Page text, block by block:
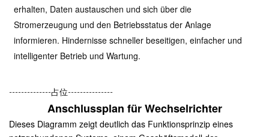
erhalten, Daten austauschen und sich über die
Stromerzeugung und den Betriebsstatus der Anlage
informieren. Hindernisse schneller beseitigen, einfacher und
intelligenter Betrieb und Wartung.
--------------占位---------------
Anschlussplan für Wechselrichter
Dieses Diagramm zeigt deutlich das Funktionsprinzip eines